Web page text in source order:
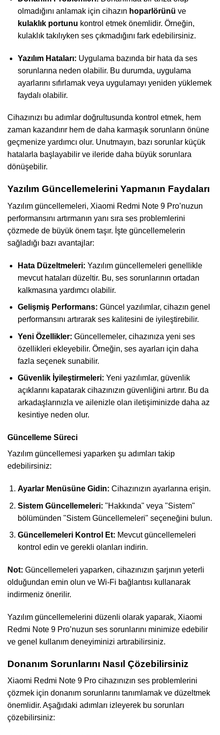
olmadığını anlamak için cihazın hoparlörünü ve
kulaklık portunu kontrol etmek önemlidir. Örneğin,
kulaklık takılıyken ses çıkmadığını fark edebilirsiniz.
Yazılım Hataları: Uygulama bazında bir hata da ses
sorunlarına neden olabilir. Bu durumda, uygulama
ayarlarını sıfırlamak veya uygulamayı yeniden yüklemek
faydalı olabilir.
Cihazınızı bu adımlar doğrultusunda kontrol etmek, hem
zaman kazandırır hem de daha karmaşık sorunların önüne
geçmenize yardımcı olur. Unutmayın, bazı sorunlar küçük
hatalarla başlayabilir ve ileride daha büyük sorunlara
dönüşebilir.
Yazılım Güncellemelerini Yapmanın Faydaları
Yazılım güncellemeleri, Xiaomi Redmi Note 9 Pro’nuzun
performansını artırmanın yanı sıra ses problemlerini
çözmede de büyük önem taşır. İşte güncellemelerin
sağladığı bazı avantajlar:
Hata Düzeltmeleri: Yazılım güncellemeleri genellikle
mevcut hataları düzeltir. Bu, ses sorunlarının ortadan
kalkmasına yardımcı olabilir.
Gelişmiş Performans: Güncel yazılımlar, cihazın genel
performansını artırarak ses kalitesini de iyileştirebilir.
Yeni Özellikler: Güncellemeler, cihazınıza yeni ses
özellikleri ekleyebilir. Örneğin, ses ayarları için daha
fazla seçenek sunabilir.
Güvenlik İyileştirmeleri: Yeni yazılımlar, güvenlik
açıklarını kapatarak cihazınızın güvenliğini artırır. Bu da
arkadaşlarınızla ve ailenizle olan iletişiminizde daha az
kesintiye neden olur.
Güncelleme Süreci
Yazılım güncellemesi yaparken şu adımları takip
edebilirsiniz:
Ayarlar Menüsüne Gidin: Cihazınızın ayarlarına erişin.
Sistem Güncellemeleri: "Hakkında" veya "Sistem"
bölümünden "Sistem Güncellemeleri" seçeneğini bulun.
Güncellemeleri Kontrol Et: Mevcut güncellemeleri
kontrol edin ve gerekli olanları indirin.
Not: Güncellemeleri yaparken, cihazınızın şarjının yeterli
olduğundan emin olun ve Wi-Fi bağlantısı kullanarak
indirmeniz önerilir.
Yazılım güncellemelerini düzenli olarak yaparak, Xiaomi
Redmi Note 9 Pro’nuzun ses sorunlarını minimize edebilir
ve genel kullanım deneyiminizi artırabilirsiniz.
Donanım Sorunlarını Nasıl Çözebilirsiniz
Xiaomi Redmi Note 9 Pro cihazınızın ses problemlerini
çözmek için donanım sorunlarını tanımlamak ve düzeltmek
önemlidir. Aşağıdaki adımları izleyerek bu sorunları
çözebilirsiniz: